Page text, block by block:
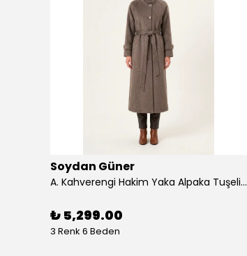
Soydan Güner
A. Kahverengi Hakim Yaka Alpaka Tuşeli Reglan Kol Kuşaklı 128 cm Uzun Kaban 2400 - a. kahverengi
₺ 5,299.00
3 Renk 6 Beden